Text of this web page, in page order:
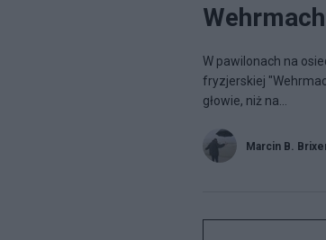
W pawilonach na
fryzjerskiej
głowie, niż na...
Marcin B.